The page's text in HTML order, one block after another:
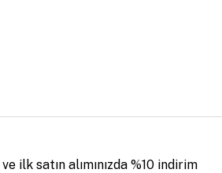
ilk satın alımınızda %10 indirim